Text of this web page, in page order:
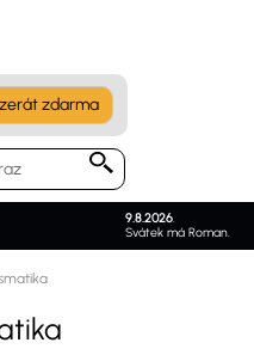
zdarma
9.8.2026.
Svátek má Roman.